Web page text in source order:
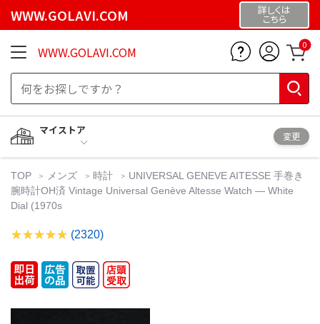
WWW.GOLAVI.COM 詳しくは
こちら
WWW.GOLAVI.COM 0
マイストア
変更
TOP メンズ 時計
UNIVERSAL GENEVE AITESSE 手巻き
腕時計OH済 Vintage Universal Genève Altesse Watch — White
Dial (1970s
(2320)